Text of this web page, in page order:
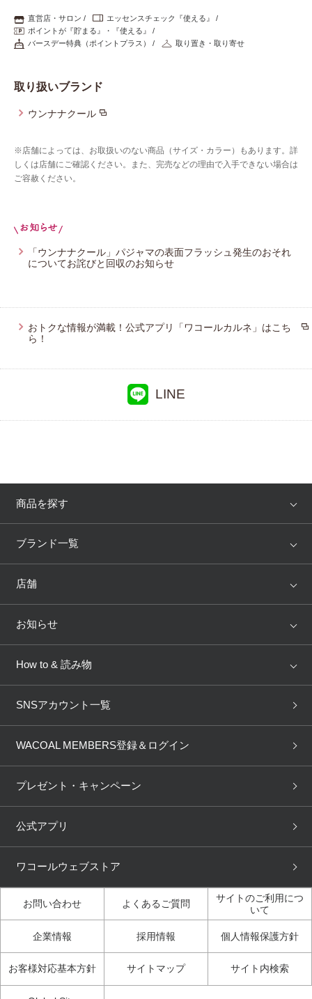
SNSアカウント一覧
プレゼント・キャンペーン
お問い合わせ
よくあるご質問
直営店・サロン
エッセンスチェック『使える』
ポイントが『貯まる』・『使える』
バースデー特典（ポイントプラス）
取り置き・取り寄せ
取り扱いブランド
ウンナナクール
※店舗によっては、お取扱いのない商品（サイズ・カラー）もあります。詳
しくは店舗にご確認ください。また、完売などの理由で入手できない場合は
ご容赦ください。
「ウンナナクール」パジャマの表面フラッシュ発生のおそれ
についてお詫びと回収のお知らせ
おトクな情報が満載！公式アプリ「ワコールカルネ」はこち
ら！
LINE
商品を探す
アイテム
トピックス
ブランド一覧
WACOAL
AMPHI une nana cool
OUR WACOAL
WACOAL Remamma Mens Innerwear
Licensed Brands
店舗
店舗を探す
ブラ無料診断
3Dボディスキャン
お知らせ
新着情報
商品回収
ニュース＆トピックス
How to & 読み物
下着の基礎知識
ブラパン ワコールスタイル
大人の工場見学inベトナム
人間科学研究開発センター見
学
ガイド（マンガ）
3Dボディスキャン体験（マ
SNSアカウント一覧
WACOAL MEMBERS登録＆ログイン
プレゼント・キャンペーン
公式アプリ
ワコールウェブストア
お問い合わせ よくあるご質問
サイトのご利用につ
いて
企業情報 採用情報 個人情報保護方針
お客様対応基本方針 サイトマップ サイト内検索